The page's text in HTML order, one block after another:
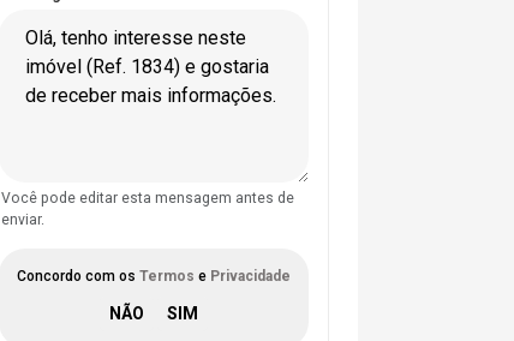
Você pode editar esta mensagem antes de
enviar.
Concordo com os Termos e Privacidade